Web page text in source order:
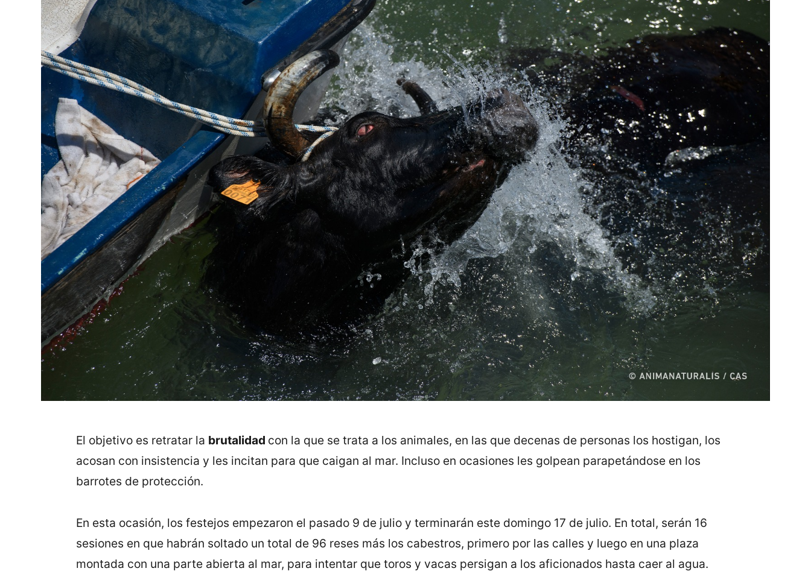
El objetivo es retratar la brutalidad con la que se trata a los animales, en las que decenas de personas los hostigan, los
acosan con insistencia y les incitan para que caigan al mar. Incluso en ocasiones les golpean parapetándose en los
barrotes de protección.
En esta ocasión, los festejos empezaron el pasado 9 de julio y terminarán este domingo 17 de julio. En total, serán 16
sesiones en que habrán soltado un total de 96 reses más los cabestros, primero por las calles y luego en una plaza
montada con una parte abierta al mar, para intentar que toros y vacas persigan a los aficionados hasta caer al agua.